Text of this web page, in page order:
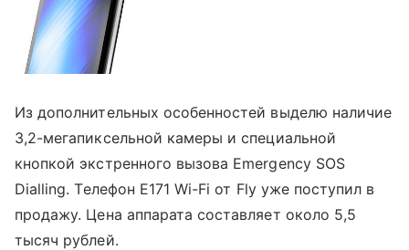
Из дополнительных особенностей выделю наличие
3,2-мегапиксельной камеры и специальной
кнопкой экстренного вызова Emergency SOS
Dialling. Телефон E171 Wi-Fi от Fly уже поступил в
продажу. Цена аппарата составляет около 5,5
тысяч рублей.